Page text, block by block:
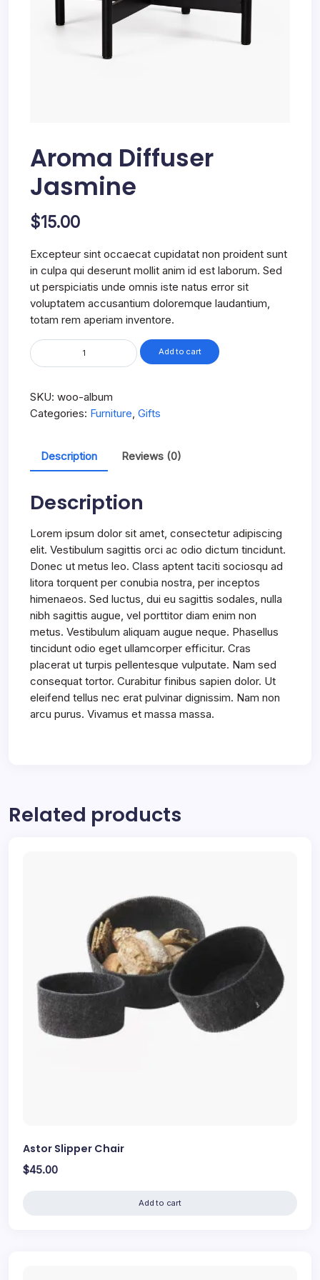
Aroma Diffuser
Jasmine
$15.00
Excepteur sint occaecat cupidatat non proident sunt
in culpa qui deserunt mollit anim id est laborum. Sed
ut perspiciatis unde omnis iste natus error sit
voluptatem accusantium doloremque laudantium,
totam rem aperiam inventore.
Aroma
Diffuser
quantity
Add to cart
SKU: woo-album
Categories: Furniture, Gifts
Description Reviews (0)
Description
Lorem ipsum dolor sit amet, consectetur adipiscing
elit. Vestibulum sagittis orci ac odio dictum tincidunt.
Donec ut metus leo. Class aptent taciti sociosqu ad
litora torquent per conubia nostra, per inceptos
himenaeos. Sed luctus, dui eu sagittis sodales, nulla
nibh sagittis augue, vel porttitor diam enim non
metus. Vestibulum aliquam augue neque. Phasellus
tincidunt odio eget ullamcorper efficitur. Cras
placerat ut turpis pellentesque vulputate. Nam sed
consequat tortor. Curabitur finibus sapien dolor. Ut
eleifend tellus nec erat pulvinar dignissim. Nam non
arcu purus. Vivamus et massa massa.
Related products
Astor Slipper Chair
$45.00
Add to cart